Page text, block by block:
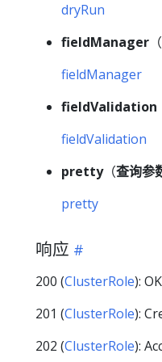
dryRun
fieldManager （
fieldManager
fieldValidation
fieldValidation
pretty（查询参
pretty
响应
200 (ClusterRole): OK
201 (ClusterRole):
202 (ClusterRole):